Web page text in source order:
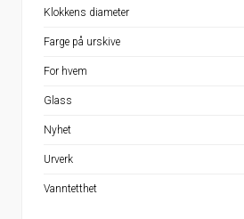
Klokkens diameter
Farge på urskive
For hvem
Glass
Nyhet
Urverk
Vanntetthet